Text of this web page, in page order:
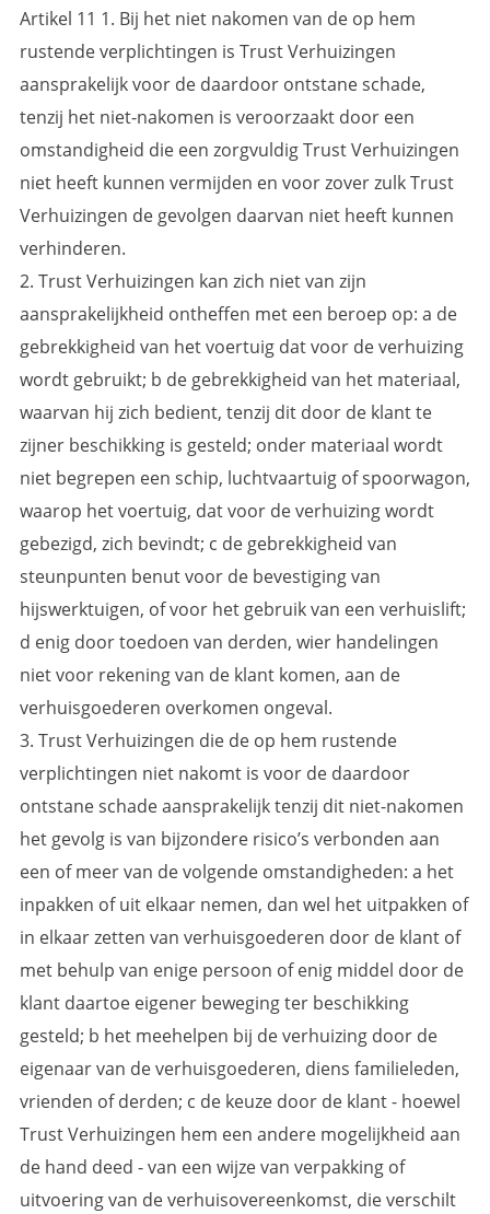
Artikel 11 1. Bij het niet nakomen van de op hem
rustende verplichtingen is Trust Verhuizingen
aansprakelijk voor de daardoor ontstane schade,
tenzij het niet-nakomen is veroorzaakt door een
omstandigheid die een zorgvuldig Trust Verhuizingen
niet heeft kunnen vermijden en voor zover zulk Trust
Verhuizingen de gevolgen daarvan niet heeft kunnen
verhinderen.
2. Trust Verhuizingen kan zich niet van zijn
aansprakelijkheid ontheffen met een beroep op: a de
gebrekkigheid van het voertuig dat voor de verhuizing
wordt gebruikt; b de gebrekkigheid van het materiaal,
waarvan hij zich bedient, tenzij dit door de klant te
zijner beschikking is gesteld; onder materiaal wordt
niet begrepen een schip, luchtvaartuig of spoorwagon,
waarop het voertuig, dat voor de verhuizing wordt
gebezigd, zich bevindt; c de gebrekkigheid van
steunpunten benut voor de bevestiging van
hijswerktuigen, of voor het gebruik van een verhuislift;
d enig door toedoen van derden, wier handelingen
niet voor rekening van de klant komen, aan de
verhuisgoederen overkomen ongeval.
3. Trust Verhuizingen die de op hem rustende
verplichtingen niet nakomt is voor de daardoor
ontstane schade aansprakelijk tenzij dit niet-nakomen
het gevolg is van bijzondere risico’s verbonden aan
een of meer van de volgende omstandigheden: a het
inpakken of uit elkaar nemen, dan wel het uitpakken of
in elkaar zetten van verhuisgoederen door de klant of
met behulp van enige persoon of enig middel door de
klant daartoe eigener beweging ter beschikking
gesteld; b het meehelpen bij de verhuizing door de
eigenaar van de verhuisgoederen, diens familieleden,
vrienden of derden; c de keuze door de klant - hoewel
Trust Verhuizingen hem een andere mogelijkheid aan
de hand deed - van een wijze van verpakking of
uitvoering van de verhuisovereenkomst, die verschilt